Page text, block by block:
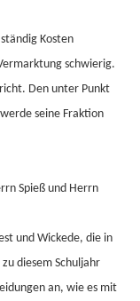
Kosten
schwierig.
Den unter Punkt
seine Fraktion
Spieß und Herrn
und Wickede, die in
diesem Schuljahr
an, wie es mit